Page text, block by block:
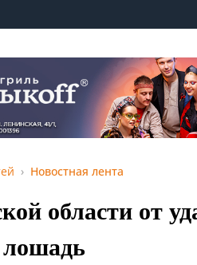
Новостная лента
области от
лошадь